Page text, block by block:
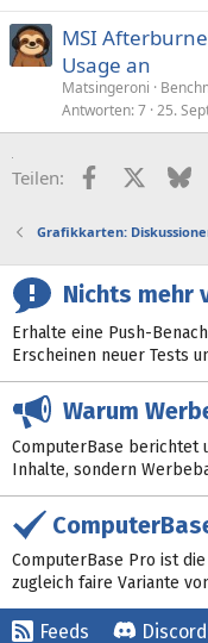
MSI
Usage an
Matsingeroni
Antworten 7 25.
Teilen: Facebook
X
Grafikkarten:
Nichts mehr
Erhalte eine Push-
Erscheinen neuer Tests
Warum
ComputerBase berichtet
Inhalte, sondern
ComputerBase Pro ist
zugleich faire Variante
Feeds Discord